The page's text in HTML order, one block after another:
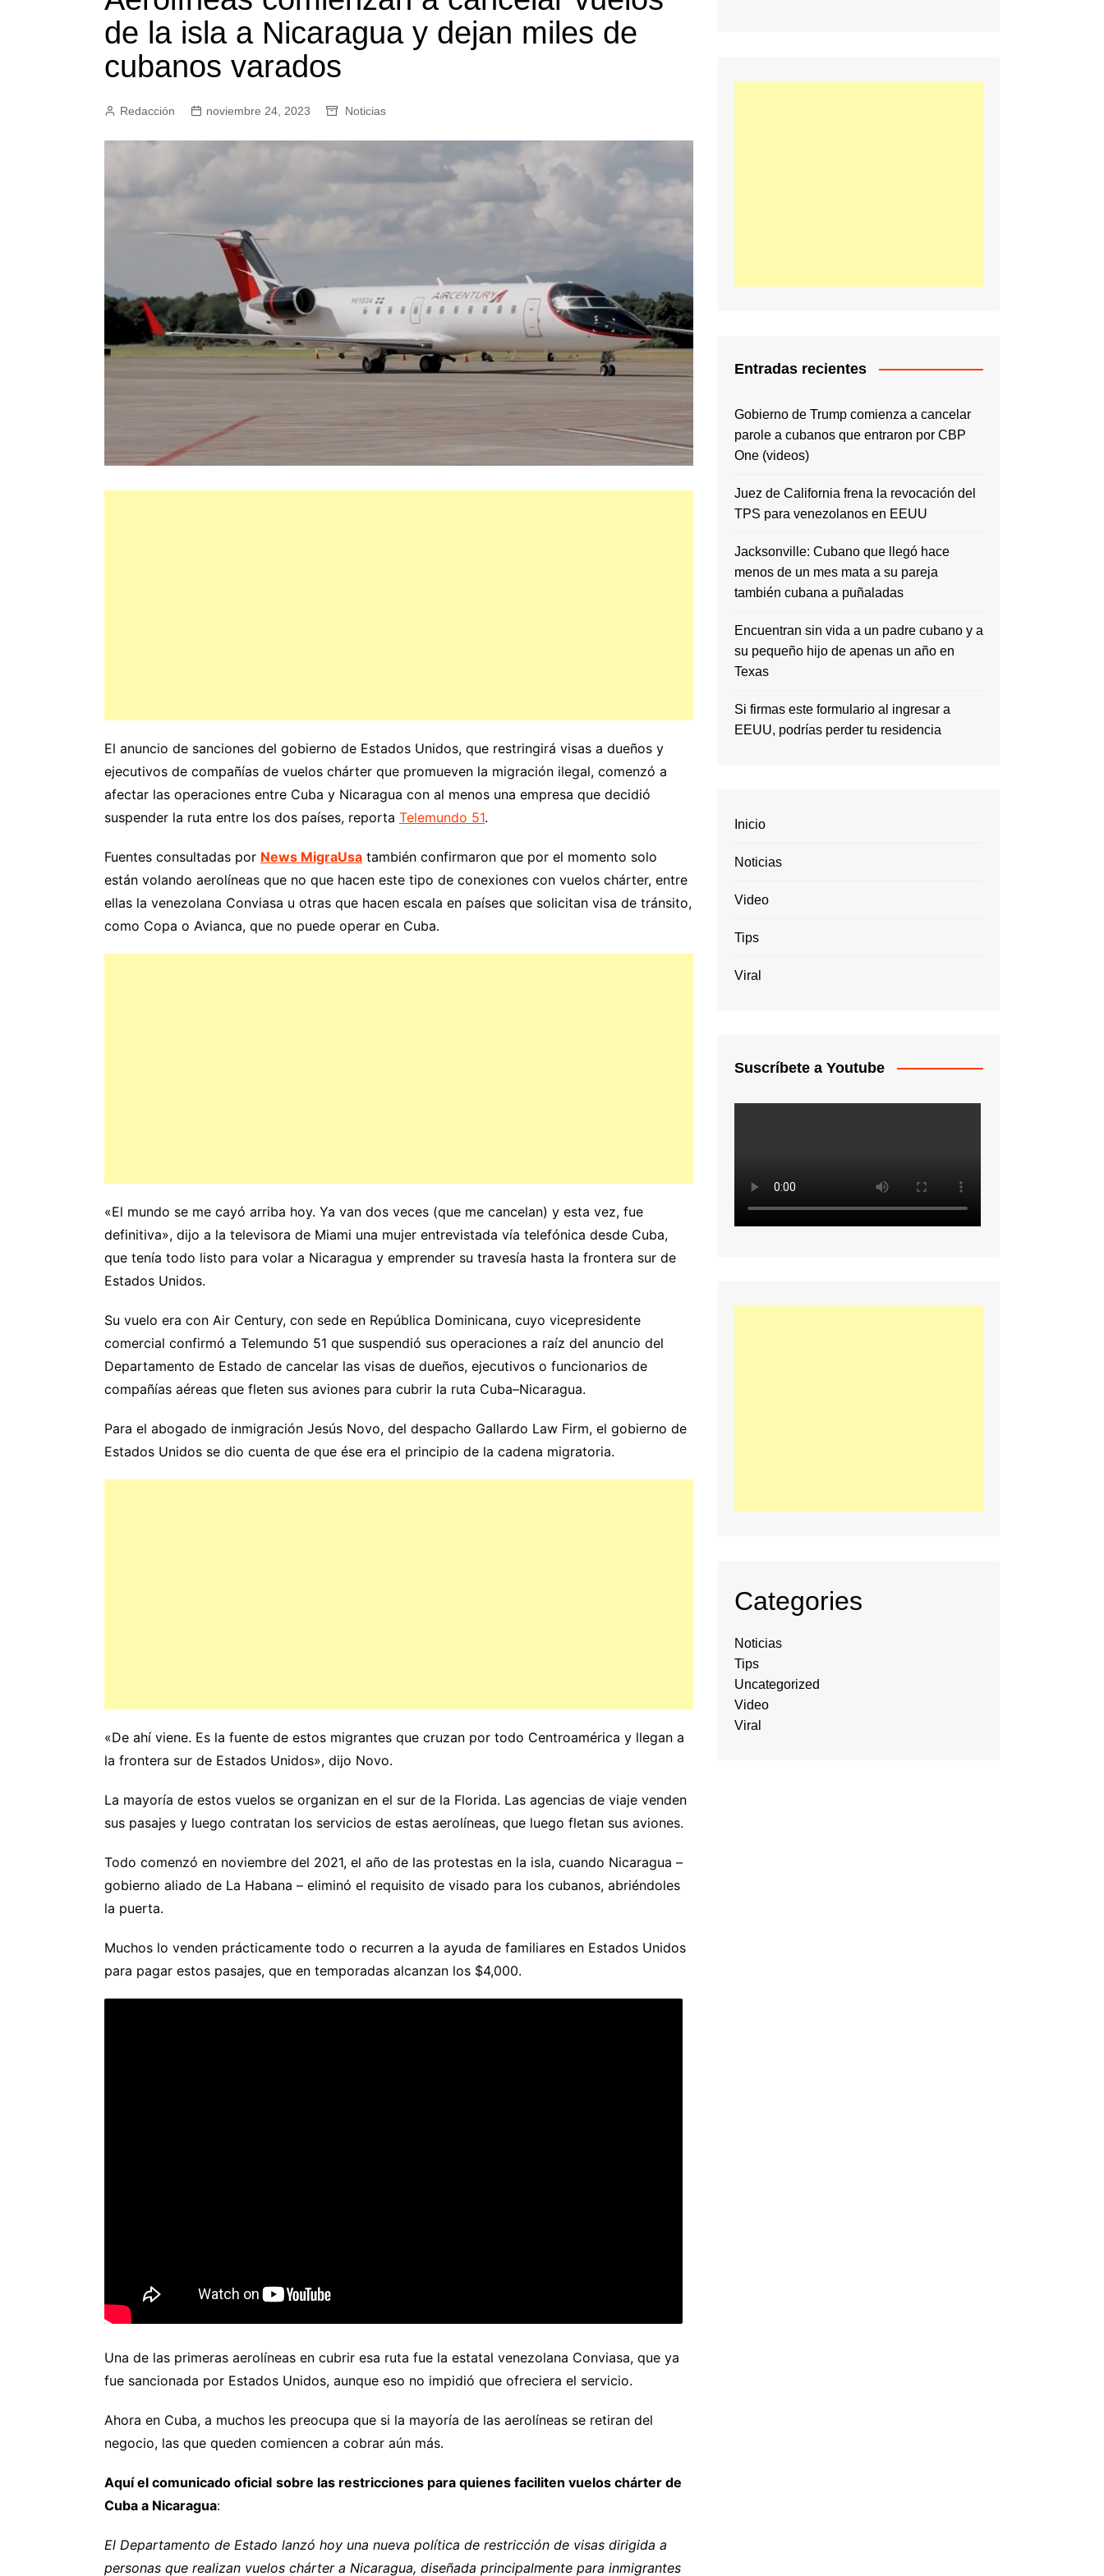
de la isla a Nicaragua y dejan miles de
cubanos varados
Redacción noviembre 24, 2023 Noticias
El anuncio de sanciones del gobierno de Estados Unidos, que restringirá visas a dueños y
ejecutivos de compañías de vuelos chárter que promueven la migración ilegal, comenzó a
afectar las operaciones entre Cuba y Nicaragua con al menos una empresa que decidió
suspender la ruta entre los dos países, reporta Telemundo 51.
Fuentes consultadas por News MigraUsa también confirmaron que por el momento solo
están volando aerolíneas que no que hacen este tipo de conexiones con vuelos chárter, entre
ellas la venezolana Conviasa u otras que hacen escala en países que solicitan visa de tránsito,
como Copa o Avianca, que no puede operar en Cuba.
«El mundo se me cayó arriba hoy. Ya van dos veces (que me cancelan) y esta vez, fue
definitiva», dijo a la televisora de Miami una mujer entrevistada vía telefónica desde Cuba,
que tenía todo listo para volar a Nicaragua y emprender su travesía hasta la frontera sur de
Estados Unidos.
Su vuelo era con Air Century, con sede en República Dominicana, cuyo vicepresidente
comercial confirmó a Telemundo 51 que suspendió sus operaciones a raíz del anuncio del
Departamento de Estado de cancelar las visas de dueños, ejecutivos o funcionarios de
compañías aéreas que fleten sus aviones para cubrir la ruta Cuba–Nicaragua.
Para el abogado de inmigración Jesús Novo, del despacho Gallardo Law Firm, el gobierno de
Estados Unidos se dio cuenta de que ése era el principio de la cadena migratoria.
«De ahí viene. Es la fuente de estos migrantes que cruzan por todo Centroamérica y llegan a
la frontera sur de Estados Unidos», dijo Novo.
La mayoría de estos vuelos se organizan en el sur de la Florida. Las agencias de viaje venden
sus pasajes y luego contratan los servicios de estas aerolíneas, que luego fletan sus aviones.
Todo comenzó en noviembre del 2021, el año de las protestas en la isla, cuando Nicaragua –
gobierno aliado de La Habana – eliminó el requisito de visado para los cubanos, abriéndoles
la puerta.
Muchos lo venden prácticamente todo o recurren a la ayuda de familiares en Estados Unidos
para pagar estos pasajes, que en temporadas alcanzan los $4,000.
Una de las primeras aerolíneas en cubrir esa ruta fue la estatal venezolana Conviasa, que ya
fue sancionada por Estados Unidos, aunque eso no impidió que ofreciera el servicio.
Ahora en Cuba, a muchos les preocupa que si la mayoría de las aerolíneas se retiran del
negocio, las que queden comiencen a cobrar aún más.
Aquí el comunicado oficial sobre las restricciones para quienes faciliten vuelos chárter de
Cuba a Nicaragua:
El Departamento de Estado lanzó hoy una nueva política de restricción de visas dirigida a
personas que realizan vuelos chárter a Nicaragua, diseñada principalmente para inmigrantes
Entradas recientes
Gobierno de Trump comienza a cancelar
parole a cubanos que entraron por CBP
One (videos)
Juez de California frena la revocación del
TPS para venezolanos en EEUU
Jacksonville: Cubano que llegó hace
menos de un mes mata a su pareja
también cubana a puñaladas
Encuentran sin vida a un padre cubano y a
su pequeño hijo de apenas un año en
Texas
Si firmas este formulario al ingresar a
EEUU, podrías perder tu residencia
Inicio
Noticias
Video
Tips
Viral
Suscríbete a Youtube
Categories
Noticias
Tips
Uncategorized
Video
Viral